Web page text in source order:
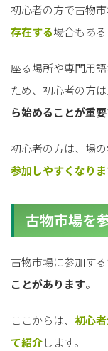
初心者の方で古物
存在する場合もあ
座る場所や専門用
ため、初心者の方
ら始めることが重要
初心者の方は、場
参加しやすくなりま
古物市場を
古物市場に参加する
ことがあります。
ここからは、 初心
て紹介します。